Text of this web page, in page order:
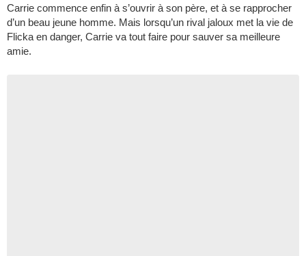
Carrie commence enfin à s’ouvrir à son père, et à se rapprocher
d’un beau jeune homme. Mais lorsqu’un rival jaloux met la vie de
Flicka en danger, Carrie va tout faire pour sauver sa meilleure
amie.